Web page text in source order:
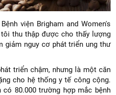
viện Brigham and Women's
thu thập được cho thấy lượng
giảm nguy cơ phát triển ung thư
triển chậm, nhưng là một căn
cho hệ thống y tế công cộng.
80.000 trường hợp mắc bệnh